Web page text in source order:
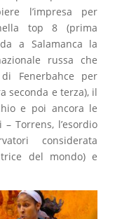
l’impresa per
top 8 (prima
a Salamanca la
russa che
Fenerbahce per
seconda e terza), il
e poi ancora le
Torrens, l’esordio
considerata
del mondo) e